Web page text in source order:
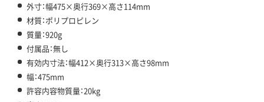
外寸：幅475×奥行369×高さ114mm
材質：ポリプロピレン
質量：920g
付属品：無し
有効内寸法：幅412×奥行313×高さ98mm
幅：475mm
許容内容物質量：20kg